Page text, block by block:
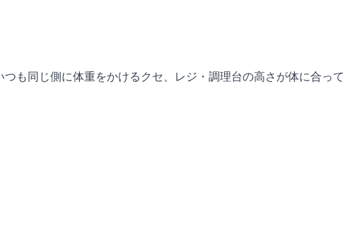
も同じ側に体重をかけるクセ、レジ・調理台の高さが体に合って